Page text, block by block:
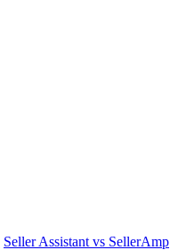
Seller Assistant vs SellerAmp